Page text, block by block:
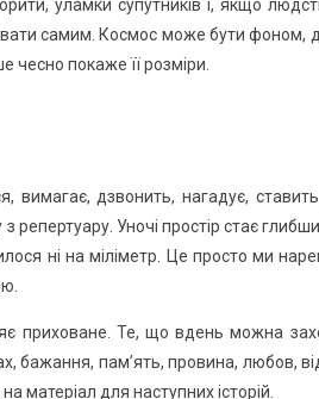
уламки супутників і, якщо
самим. Космос може бути фоном,
чесно покаже її розміри.
дзвонить, нагадує,
репертуару. Уночі простір стає
ні на міліметр. Це просто ми
приховане. Те, що вдень можна
бажання, пам’ять, провина, любов,
матеріал для наступних історій.